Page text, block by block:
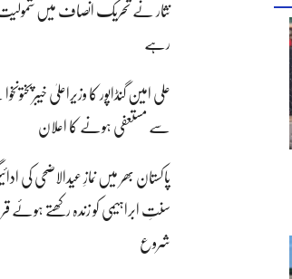
نثار نے تحریک انصاف میں
رہے
علی امین گنڈاپور کا وزیراعلیٰ
سے مستعفی ہونے کا اعلان
پاکستان بھر میں نمازِ عیدالاضحی کی
سنتِ ابراہیمی کو زندہ رکھتے ہوئے
شروع